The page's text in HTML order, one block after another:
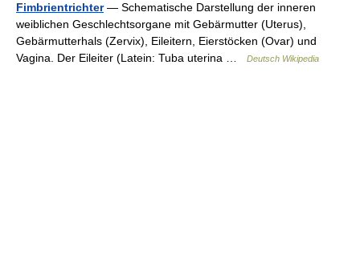
Fimbrientrichter— Schematische Darstellung der inneren
weiblichen Geschlechtsorgane mit Gebärmutter (Uterus),
Gebärmutterhals (Zervix), Eileitern, Eierstöcken (Ovar) und
Vagina. Der Eileiter (Latein: Tuba uterina …
Deutsch Wikipedia